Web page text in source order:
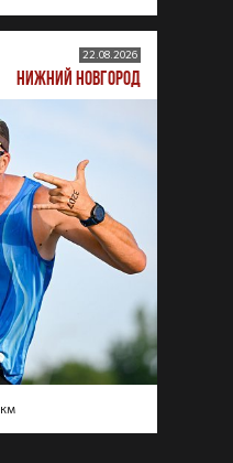
22.08.2026
НИЖНИЙ НОВГОРОД
км